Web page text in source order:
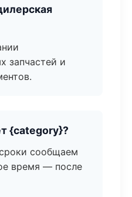
запчастей и
{category}?
сообщаем
время — после